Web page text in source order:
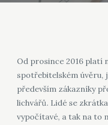
Od prosince 2016 platí
spotřebitelském úvěru,
především zákazníky
lichvářů. Lidé se
vypočítavé, a tak na to